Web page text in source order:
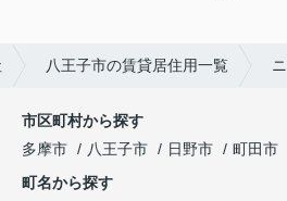
八王子市の賃貸居住用一覧
市区町村から探す
多摩市
八王子市 日野市
町田市
町名から探す